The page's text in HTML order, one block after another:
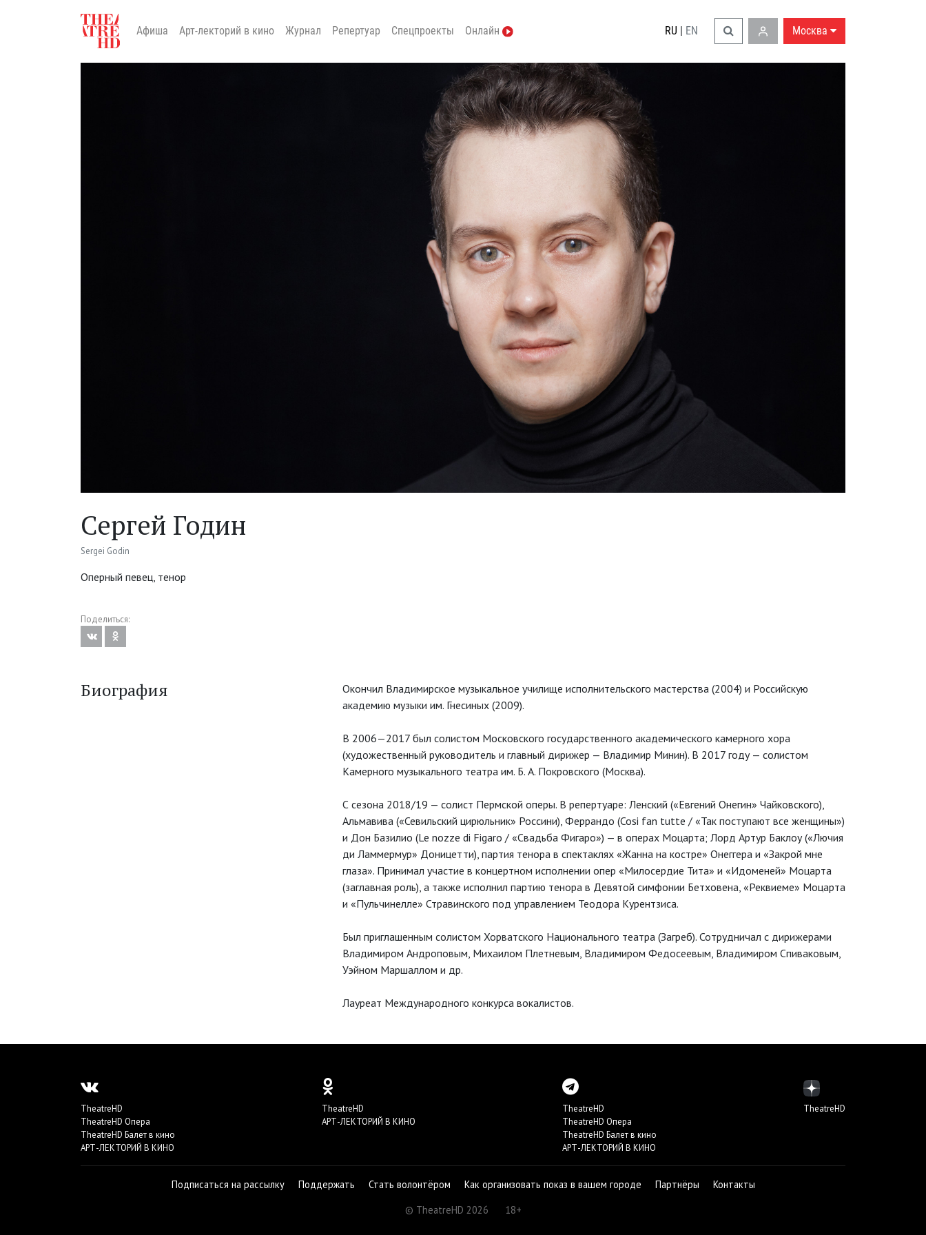
Москва
Афиша Арт-лекторий в кино Журнал Репертуар Спецпроекты Онлайн RU | EN
Сергей Годин
Sergei Godin
Оперный певец, тенор
Поделиться:
Биография
Окончил Владимирское музыкальное училище исполнительского мастерства (2004) и Российскую
академию музыки им. Гнесиных (2009).
В 2006—2017 был солистом Московского государственного академического камерного хора
(художественный руководитель и главный дирижер — Владимир Минин). В 2017 году — солистом
Камерного музыкального театра им. Б. А. Покровского (Москва).
С сезона 2018/19 — солист Пермской оперы. В репертуаре: Ленский («Евгений Онегин» Чайковского),
Альмавива («Севильский цирюльник» Россини), Феррандо (Cosi fan tutte / «Так поступают все женщины»)
и Дон Базилио (Le nozze di Figaro / «Свадьба Фигаро») — в операх Моцарта; Лорд Артур Баклоу («Лючия
ди Ламмермур» Доницетти), партия тенора в спектаклях «Жанна на костре» Онеггера и «Закрой мне
глаза». Принимал участие в концертном исполнении опер «Милосердие Тита» и «Идоменей» Моцарта
(заглавная роль), а также исполнил партию тенора в Девятой симфонии Бетховена, «Реквиеме» Моцарта
и «Пульчинелле» Стравинского под управлением Теодора Курентзиса.
Был приглашенным солистом Хорватского Национального театра (Загреб). Сотрудничал с дирижерами
Владимиром Андроповым, Михаилом Плетневым, Владимиром Федосеевым, Владимиром Спиваковым,
Уэйном Маршаллом и др.
Лауреат Международного конкурса вокалистов.
TheatreHD
TheatreHD Опера
TheatreHD Балет в кино
АРТ-ЛЕКТОРИЙ В КИНО
TheatreHD
АРТ-ЛЕКТОРИЙ В КИНО
TheatreHD
TheatreHD Опера
TheatreHD Балет в кино
АРТ-ЛЕКТОРИЙ В КИНО
TheatreHD
Подписаться на рассылку Поддержать Стать волонтёром Как организовать показ в вашем городе Партнёры
Контакты
© TheatreHD 2026
18+